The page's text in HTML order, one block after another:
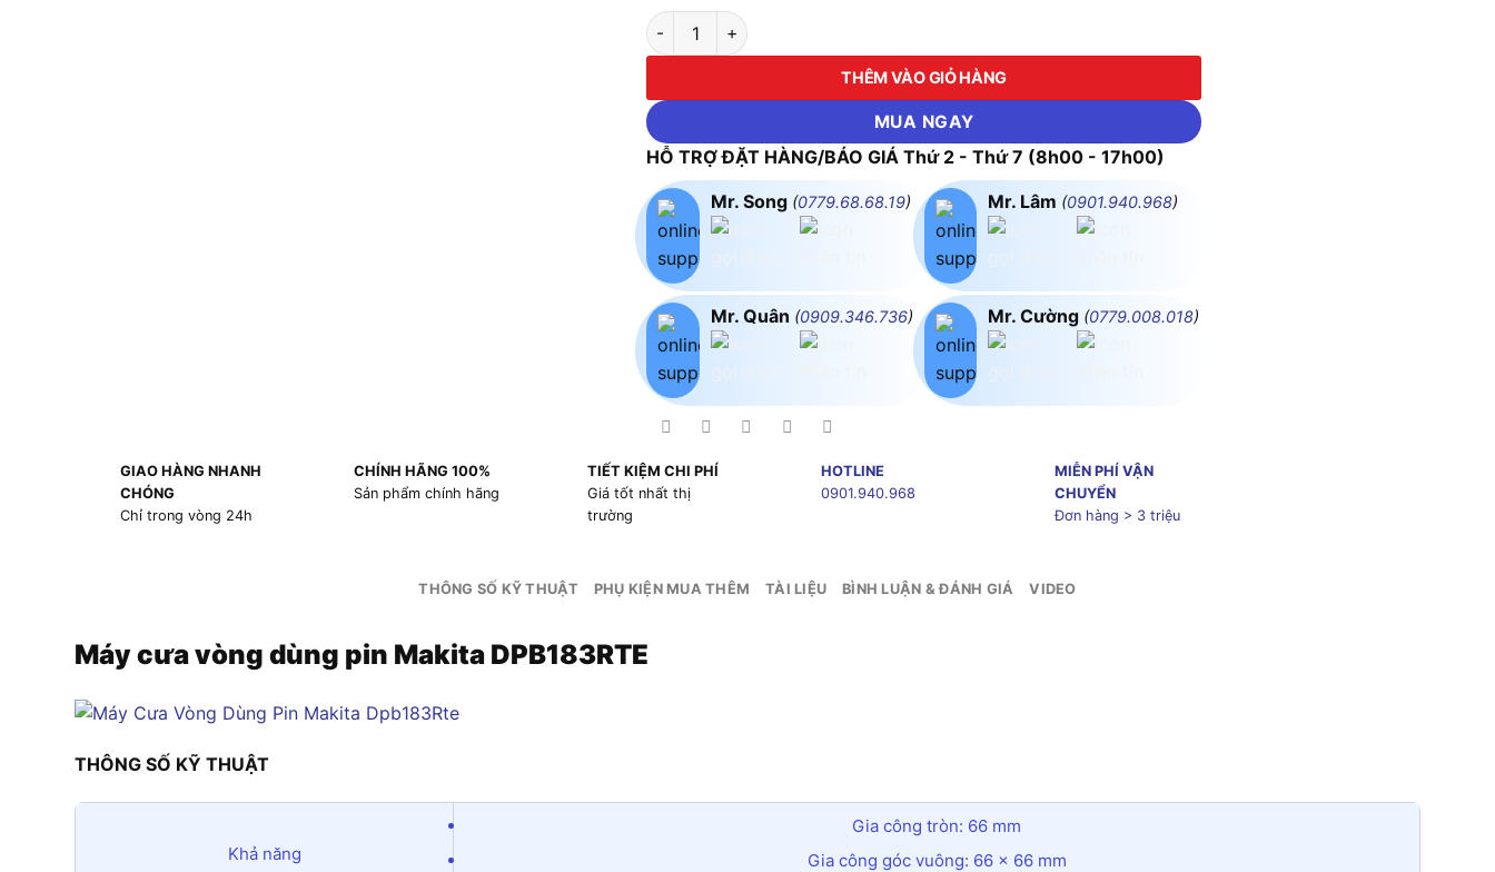
Máy cưa vòng dùng pin Makita DPB183RTE số lượng
THÊM VÀO GIỎ HÀNG
MUA NGAY
HỖ TRỢ ĐẶT HÀNG/BÁO GIÁ Thứ 2 - Thứ 7 (8h00 - 17h00)
Mr. Song (0779.68.68.19)
Mr. Quân (0909.346.736)
Mr. Lâm (0901.940.968)
Mr. Cường (0779.008.018)
GIAO HÀNG NHANH
CHÓNG
Chỉ trong vòng 24h
CHÍNH HÃNG 100%
Sản phẩm chính hãng
TIẾT KIỆM CHI PHÍ
Giá tốt nhất thị
trường
HOTLINE
0901.940.968
MIỄN PHÍ VẬN
CHUYỂN
Đơn hàng > 3 triệu
THÔNG SỐ KỸ THUẬT PHỤ KIỆN MUA THÊM TÀI LIỆU BÌNH LUẬN & ĐÁNH GIÁ VIDEO
Máy cưa vòng dùng pin Makita DPB183RTE
THÔNG SỐ KỸ THUẬT
Khả năng
Gia công tròn: 66 mm
Gia công góc vuông: 66 x 66 mm